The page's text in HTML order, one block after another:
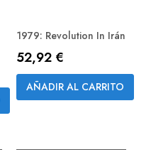
1979: Revolution In Irán
Precio
52,92 €
AÑADIR AL CARRITO